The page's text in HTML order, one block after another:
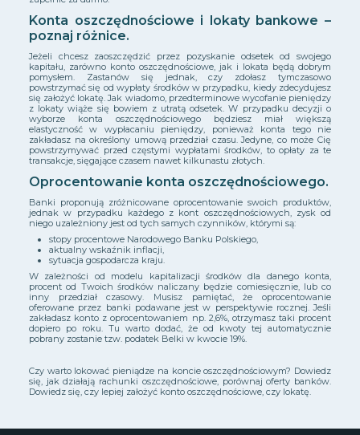
Konta oszczędnościowe i lokaty bankowe –
poznaj różnice.
Jeżeli chcesz zaoszczędzić przez pozyskanie odsetek od swojego
kapitału, zarówno konto oszczędnościowe, jak i lokata będą dobrym
pomysłem. Zastanów się jednak, czy zdołasz tymczasowo
powstrzymać się od wypłaty środków w przypadku, kiedy zdecydujesz
się założyć lokatę. Jak wiadomo, przedterminowe wycofanie pieniędzy
z lokaty wiąże się bowiem z utratą odsetek. W przypadku decyzji o
wyborze konta oszczędnościowego będziesz miał większą
elastyczność w wypłacaniu pieniędzy, ponieważ konta tego nie
zakładasz na określony umową przedział czasu. Jedyne, co może Cię
powstrzymywać przed częstymi wypłatami środków, to opłaty za te
transakcje, sięgające czasem nawet kilkunastu złotych.
Oprocentowanie konta oszczędnościowego.
Banki proponują zróżnicowane oprocentowanie swoich produktów,
jednak w przypadku każdego z kont oszczędnościowych, zysk od
niego uzależniony jest od tych samych czynników, którymi są:
stopy procentowe Narodowego Banku Polskiego,
aktualny wskaźnik inflacji,
sytuacja gospodarcza kraju.
W zależności od modelu kapitalizacji środków dla danego konta,
procent od Twoich środków naliczany będzie comiesięcznie, lub co
inny przedział czasowy. Musisz pamiętać, że oprocentowanie
oferowane przez banki podawane jest w perspektywie rocznej. Jeśli
zakładasz konto z oprocentowaniem np. 2,6%, otrzymasz taki procent
dopiero po roku. Tu warto dodać, że od kwoty tej automatycznie
pobrany zostanie tzw. podatek Belki w kwocie 19%.
Czy warto lokować pieniądze na koncie oszczędnościowym? Dowiedz
się, jak działają rachunki oszczędnościowe, porównaj oferty banków.
Dowiedz się, czy lepiej założyć konto oszczędnościowe, czy lokatę.